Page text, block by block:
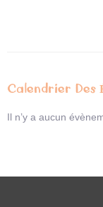
Calendrier Des
Il n’y a aucun